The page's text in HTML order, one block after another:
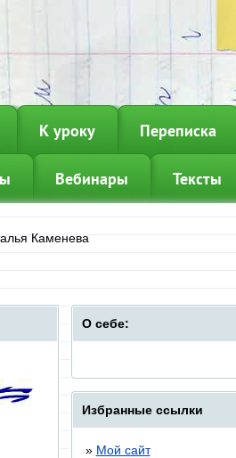
К уроку Переписка
Вебинары Тексты
Каменева
О себе:
Избранные ссылки
» Мой сайт